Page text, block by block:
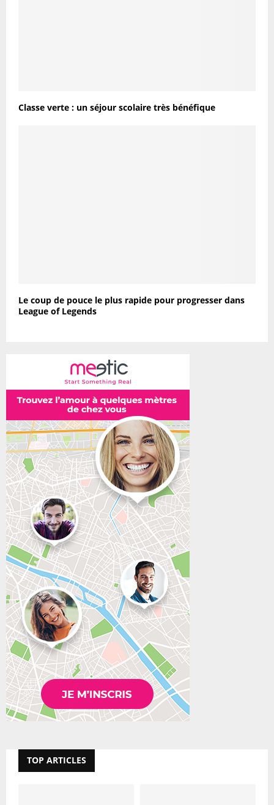
Classe verte : un séjour scolaire très bénéfique
Le coup de pouce le plus rapide pour progresser dans
League of Legends
TOP ARTICLES